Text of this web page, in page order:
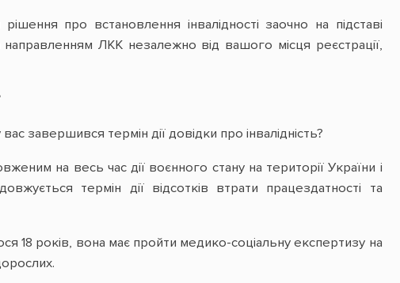
України
Постанова Кабінету
Міністрів України «Про
військовою агресією
проти України, на
лікування за кордон» від
21.04.2023 № 361
призначення та виплати
грошової допомоги у
про встановлення інвалідності заочно на підставі
ЛКК незалежно від вашого місця реєстрації,
завершився термін дії довідки про інвалідність?
на весь час дії воєнного стану на території України і
термін дії відсотків втрати працездатності та
18 років, вона має пройти медико-соціальну експертизу на